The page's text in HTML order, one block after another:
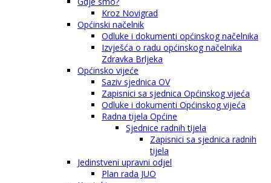
Kroz Novigrad
Općinski načelnik
Odluke i dokumenti općinskog načelnika
Izvješća o radu općinskog načelnika
Zdravka Brljeka
Općinsko vijeće
Saziv sjednica OV
Zapisnici sa sjednica Općinskog vijeća
Odluke i dokumenti Općinskog vijeća
Radna tijela Općine
Sjednice radnih tijela
Zapisnici sa sjednica radnih
tijela
Jedinstveni upravni odjel
Plan rada JUO